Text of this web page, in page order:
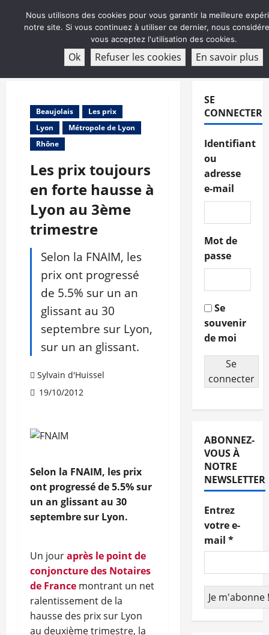
ABONNEMENT
Beaujolais
Les prix
Lyon
Métropole de Lyon
Rhône
Les prix toujours
en forte hausse à
Lyon au 3ème
trimestre
Selon la FNAIM, les
prix ont progressé
de 5.5% sur un an
glissant au 30
septembre sur Lyon,
sur un an glissant.
Sylvain d'Huissel
19/10/2012
Selon la FNAIM, les prix
ont progressé de 5.5% sur
un an glissant au 30
septembre sur Lyon.
Un jouraprès le point de
conjoncture des Notaires
de France montrant un net
ralentissement de la
hausse des prix sur Lyon
au deuxième trimestre, la
SE
CONNECTER
Identifiant
ou
adresse
e-mail
Mot de
passe
Se
souvenir
de moi
Se
connecter
ABONNEZ-
VOUS À
NOTRE
NEWSLETTER
Entrez
votre e-
mail *
Nous utilisons des cookies pour vous garantir la meilleure
notre site. Si vous continuez à utiliser ce dernier, nous
vous acceptez l'utilisation des cookies.
Ok Refuser les cookies En savoir plus